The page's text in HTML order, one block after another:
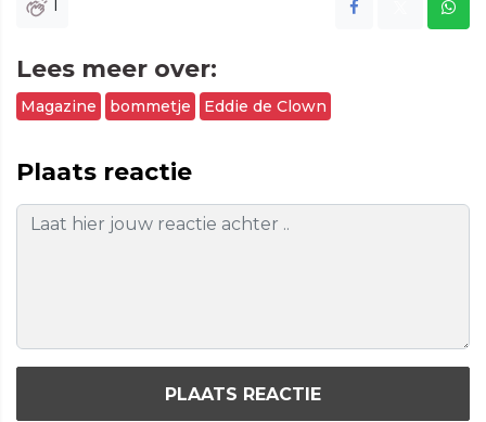
1
Lees meer over:
Magazine bommetje Eddie de Clown
Plaats reactie
PLAATS REACTIE